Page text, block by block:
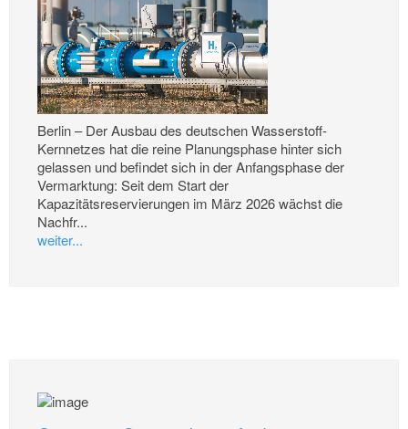
Berlin – Der Ausbau des deutschen Wasserstoff-
Kernnetzes hat die reine Planungsphase hinter sich
gelassen und befindet sich in der Anfangsphase der
Vermarktung: Seit dem Start der
Kapazitätsreservierungen im März 2026 wächst die
Nachfr...
weiter...